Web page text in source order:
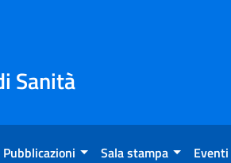
Sanità
Pubblicazioni Sala stampa Eventi